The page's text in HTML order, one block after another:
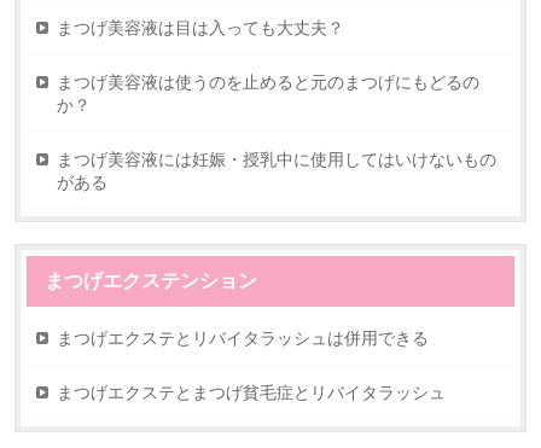
まつげ美容液は目は入っても大丈夫？
まつげ美容液は使うのを止めると元のまつげにもどるの
か？
まつげ美容液には妊娠・授乳中に使用してはいけないもの
がある
まつげエクステンション
まつげエクステとリバイタラッシュは併用できる
まつげエクステとまつげ貧毛症とリバイタラッシュ